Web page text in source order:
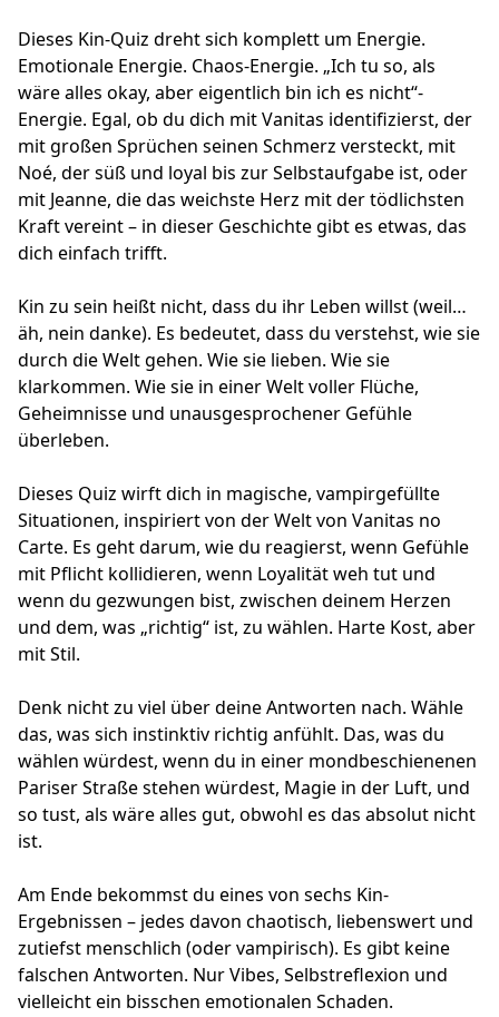
Dieses Kin-Quiz dreht sich komplett um Energie.
Emotionale Energie. Chaos-Energie. „Ich tu so, als
wäre alles okay, aber eigentlich bin ich es nicht“-
Energie. Egal, ob du dich mit Vanitas identifizierst, der
mit großen Sprüchen seinen Schmerz versteckt, mit
Noé, der süß und loyal bis zur Selbstaufgabe ist, oder
mit Jeanne, die das weichste Herz mit der tödlichsten
Kraft vereint – in dieser Geschichte gibt es etwas, das
dich einfach trifft.
Kin zu sein heißt nicht, dass du ihr Leben willst (weil…
äh, nein danke). Es bedeutet, dass du verstehst, wie sie
durch die Welt gehen. Wie sie lieben. Wie sie
klarkommen. Wie sie in einer Welt voller Flüche,
Geheimnisse und unausgesprochener Gefühle
überleben.
Dieses Quiz wirft dich in magische, vampirgefüllte
Situationen, inspiriert von der Welt von Vanitas no
Carte. Es geht darum, wie du reagierst, wenn Gefühle
mit Pflicht kollidieren, wenn Loyalität weh tut und
wenn du gezwungen bist, zwischen deinem Herzen
und dem, was „richtig“ ist, zu wählen. Harte Kost, aber
mit Stil.
Denk nicht zu viel über deine Antworten nach. Wähle
das, was sich instinktiv richtig anfühlt. Das, was du
wählen würdest, wenn du in einer mondbeschienenen
Pariser Straße stehen würdest, Magie in der Luft, und
so tust, als wäre alles gut, obwohl es das absolut nicht
ist.
Am Ende bekommst du eines von sechs Kin-
Ergebnissen – jedes davon chaotisch, liebenswert und
zutiefst menschlich (oder vampirisch). Es gibt keine
falschen Antworten. Nur Vibes, Selbstreflexion und
vielleicht ein bisschen emotionalen Schaden.